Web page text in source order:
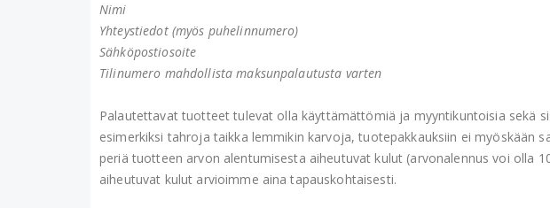
Nimi
Yhteystiedot (myös puhelinnumero)
Sähköpostiosoite
Tilinumero mahdollista maksunpalautusta varten
Palautettavat tuotteet tulevat olla käyttämättömiä ja myyntikuntoisia sekä
esimerkiksi tahroja taikka lemmikin karvoja, tuotepakkauksiin ei
periä tuotteen arvon alentumisesta aiheutuvat kulut (arvonalennus voi olla
aiheutuvat kulut arvioimme aina tapauskohtaisesti.